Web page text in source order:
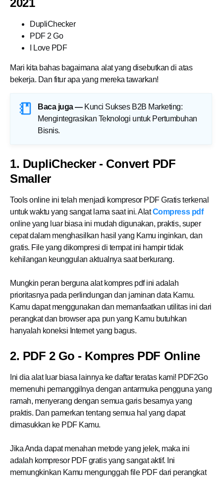
DupliChecker
PDF 2 Go
I Love PDF
Mari kita bahas bagaimana alat yang disebutkan di atas
bekerja. Dan fitur apa yang mereka tawarkan!
Baca juga — Kunci Sukses B2B Marketing:
Mengintegrasikan Teknologi untuk Pertumbuhan
Bisnis.
1. DupliChecker - Convert PDF
Smaller
Tools online ini telah menjadi kompresor PDF Gratis terkenal
untuk waktu yang sangat lama saat ini. AlatCompress pdf
online yang luar biasa ini mudah digunakan, praktis, super
cepat dalam menghasilkan hasil yang Kamu inginkan, dan
gratis. File yang dikompresi di tempat ini hampir tidak
kehilangan keunggulan aktualnya saat berkurang.
Mungkin peran berguna alat kompres pdf ini adalah
prioritasnya pada perlindungan dan jaminan data Kamu.
Kamu dapat menggunakan dan memanfaatkan utilitas ini dari
perangkat dan browser apa pun yang Kamu butuhkan
hanyalah koneksi Internet yang bagus.
2. PDF 2 Go - Kompres PDF Online
Ini dia alat luar biasa lainnya ke daftar teratas kami! PDF2Go
memenuhi pemanggilnya dengan antarmuka pengguna yang
ramah, menyerang dengan semua garis besarnya yang
praktis. Dan pamerkan tentang semua hal yang dapat
dimasukkan ke PDF Kamu.
Jika Anda dapat menahan metode yang jelek, maka ini
adalah kompresor PDF gratis yang sangat aktif. Ini
memungkinkan Kamu mengunggah file PDF dari perangkat